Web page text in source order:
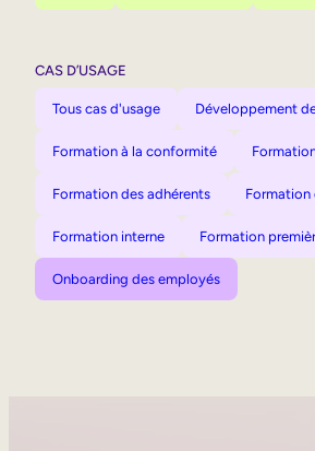
CAS D’USAGE
Tous cas d'usage Développement
Formation à la conformité
Formation des adhérents Formation
Formation interne Formation
Onboarding des employés